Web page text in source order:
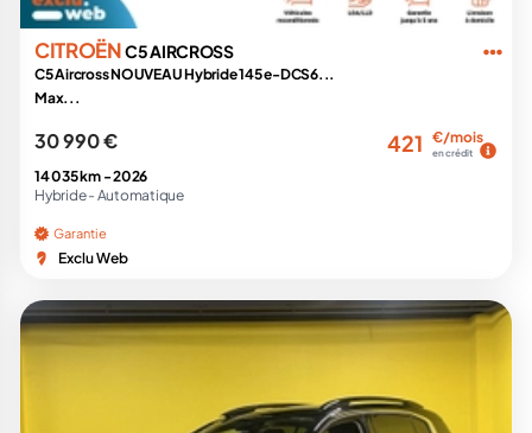
CITROËNC5 AIRCROSS
C5 Aircross NOUVEAU Hybride 145 e-DCS6...
Max...
30 990 € 421 €/mois
en crédit
14 035 km -2026
Hybride - Automatique
Garantie
Exclu Web